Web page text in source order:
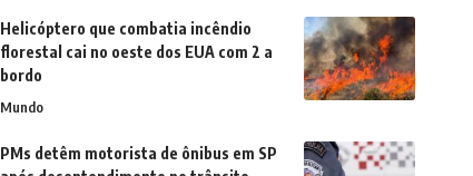
Helicóptero que combatia incêndio
florestal cai no oeste dos EUA com 2 a
bordo
Mundo
PMs detêm motorista de ônibus em SP